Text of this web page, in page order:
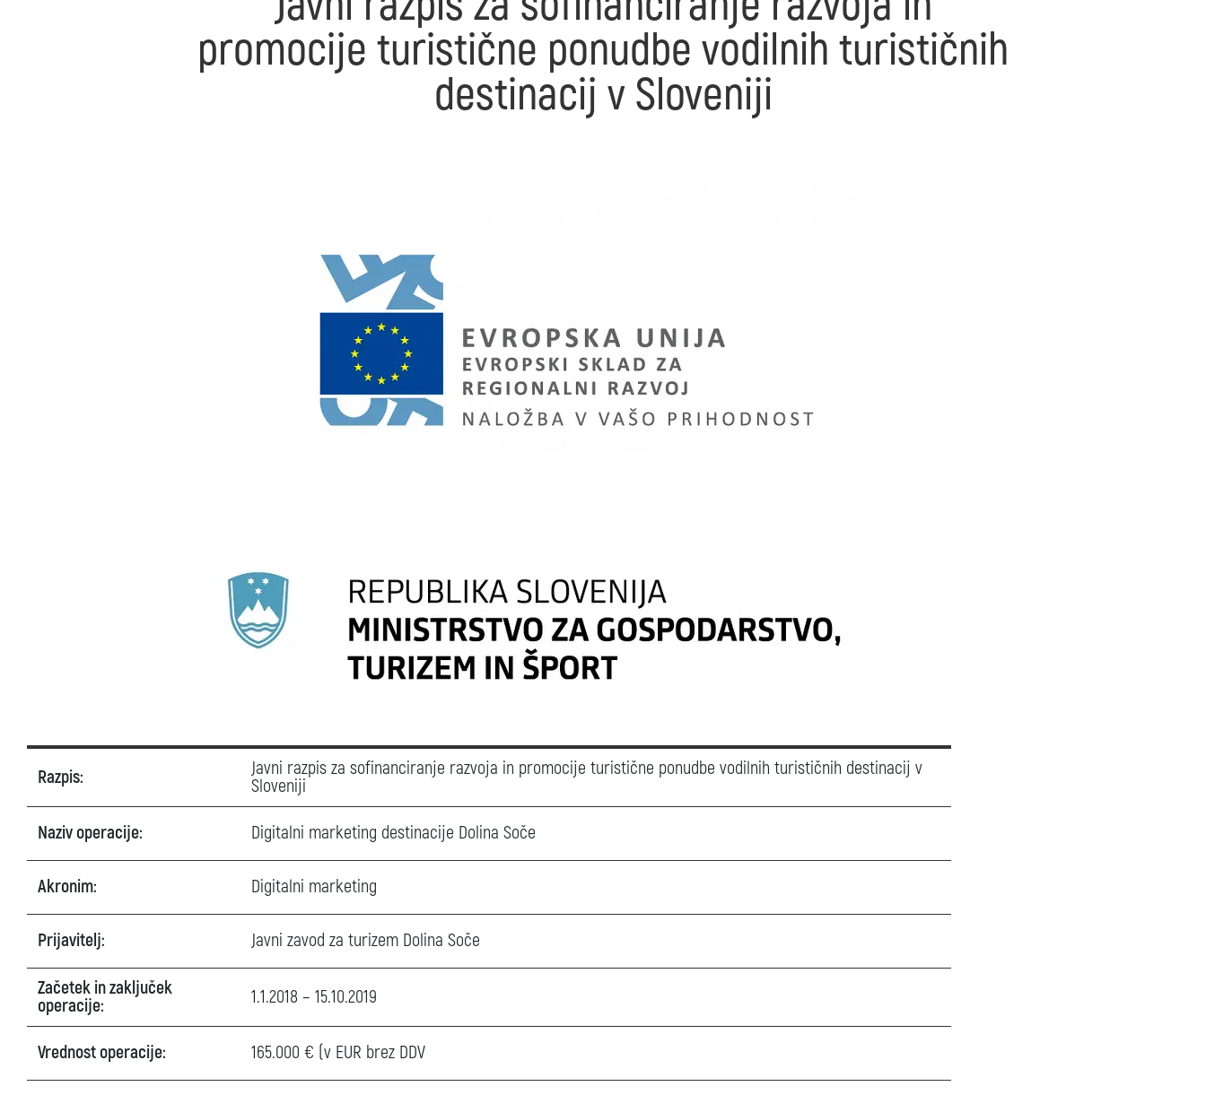
promocije turistične ponudbe vodilnih turističnih
destinacij v Sloveniji
Razpis:
Javni razpis za sofinanciranje razvoja in promocije turistične ponudbe vodilnih turističnih destinacij v
Sloveniji
Naziv operacije: Digitalni marketing destinacije Dolina Soče
Akronim: Digitalni marketing
Prijavitelj: Javni zavod za turizem Dolina Soče
Začetek in zaključek
operacije:
1.1.2018 – 15.10.2019
Vrednost operacije: 165.000 € (v EUR brez DDV